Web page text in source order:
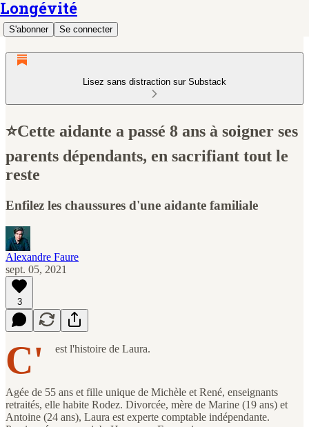
Longévité
S'abonner Se connecter
Lisez sans distraction sur Substack
⭐️Cette aidante a passé 8 ans à soigner ses
parents dépendants, en sacrifiant tout le
reste
Enfilez les chaussures d'une aidante familiale
Alexandre Faure
sept. 05, 2021
3
C' est l'histoire de Laura.
Agée de 55 ans et fille unique de Michèle et René, enseignants
retraités, elle habite Rodez. Divorcée, mère de Marine (19 ans) et
Antoine (24 ans), Laura est experte comptable indépendante.